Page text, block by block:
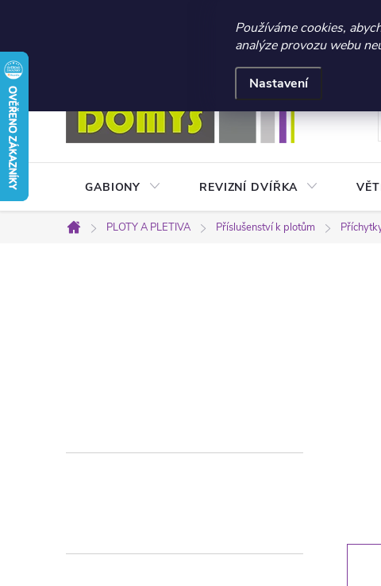
☀️ LETNÍ AKCE 2026 –
Používáme cookies,
analýze provozu webu
Nastavení
Přejít
na
obsah
Obchodní podmínky
GABIONY REVIZNÍ DVÍŘKA
Domů
PLOTY A PLETIVA Příslušenství k plotům
r